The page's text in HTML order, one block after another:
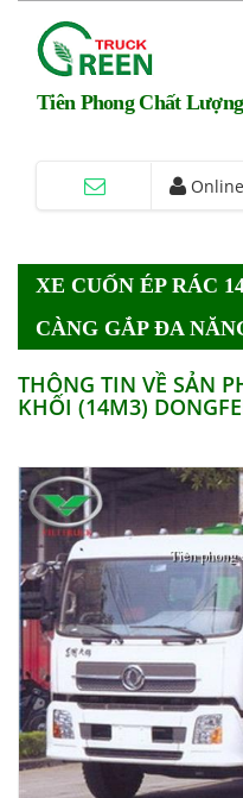
Tiên Phong Chất
Online
XE CUỐN ÉP RÁC
CÀNG GẮP ĐA
THÔNG TIN VỀ SẢN
KHỐI (14M3)